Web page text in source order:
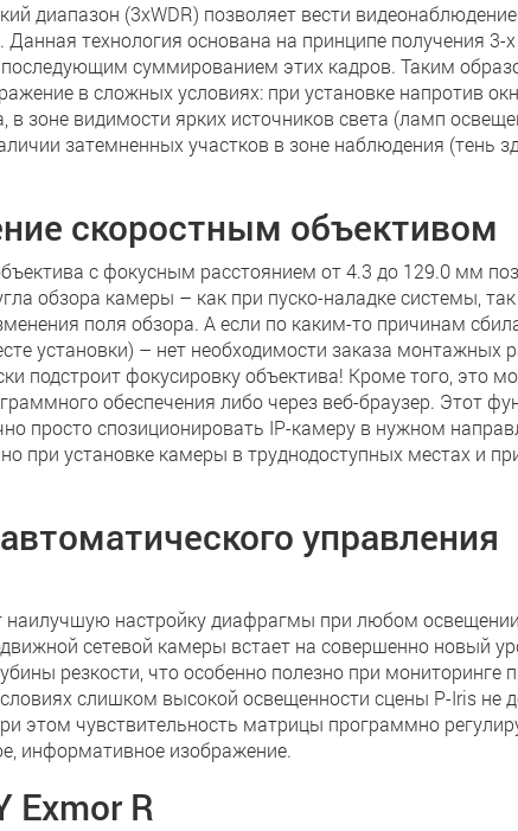
диапазон (3xWDR) позволяет вести
технология основана на принципе получения 3-
суммированием этих кадров. Таким
в сложных условиях: при установке напротив
зоне видимости ярких источников света (ламп
затемненных участков в зоне наблюдения (тень
скоростным объективом
с фокусным расстоянием от 4.3 до 129.0 мм
обзора камеры – как при пуско-наладке системы,
поля обзора. А если по каким-то причинам
установки) – нет необходимости заказа монтажных
подстроит фокусировку объектива! Кроме того, это
обеспечения либо через веб-браузер. Этот
просто спозиционировать IP-камеру в нужном
при установке камеры в труднодоступных местах и
управления
наилучшую настройку диафрагмы при любом
сетевой камеры встает на совершенно новый
резкости, что особенно полезно при мониторинге
слишком высокой освещенности сцены P-Iris не
этом чувствительность матрицы программно
информативное изображение.
Exmor R